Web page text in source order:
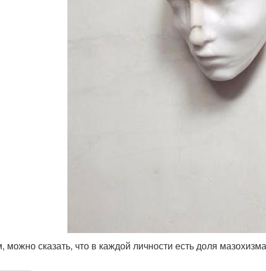
можно сказать, что в каждой личности есть доля